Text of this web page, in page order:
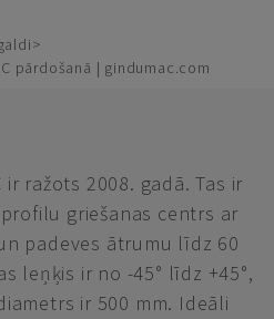
pārdošanā | gindumac.com
ir ražots 2008. gadā. Tas ir
griešanas centrs ar
padeves ātrumu līdz 60
leņķis ir no -45° līdz +45°,
ir 500 mm. Ideāli